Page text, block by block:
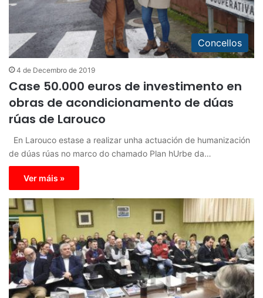
Concellos
4 de Decembro de 2019
Case 50.000 euros de investimento en
obras de acondicionamento de dúas
rúas de Larouco
En Larouco estase a realizar unha actuación de humanización
de dúas rúas no marco do chamado Plan hUrbe da…
Ver máis »